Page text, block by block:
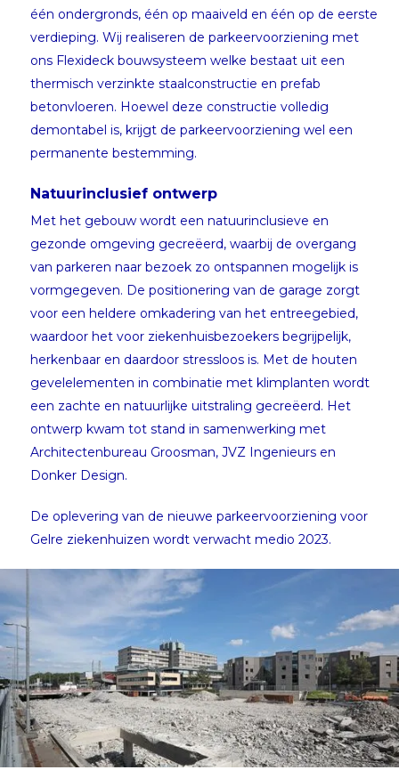
één ondergronds, één op maaiveld en één op de eerste
verdieping. Wij realiseren de parkeervoorziening met
ons Flexideck bouwsysteem welke bestaat uit een
thermisch verzinkte staalconstructie en prefab
betonvloeren. Hoewel deze constructie volledig
demontabel is, krijgt de parkeervoorziening wel een
permanente bestemming.
Natuurinclusief ontwerp
Met het gebouw wordt een natuurinclusieve en
gezonde omgeving gecreëerd, waarbij de overgang
van parkeren naar bezoek zo ontspannen mogelijk is
vormgegeven. De positionering van de garage zorgt
voor een heldere omkadering van het entreegebied,
waardoor het voor ziekenhuisbezoekers begrijpelijk,
herkenbaar en daardoor stressloos is. Met de houten
gevelelementen in combinatie met klimplanten wordt
een zachte en natuurlijke uitstraling gecreëerd. Het
ontwerp kwam tot stand in samenwerking met
Architectenbureau Groosman, JVZ Ingenieurs en
Donker Design.
De oplevering van de nieuwe parkeervoorziening voor
Gelre ziekenhuizen wordt verwacht medio 2023.